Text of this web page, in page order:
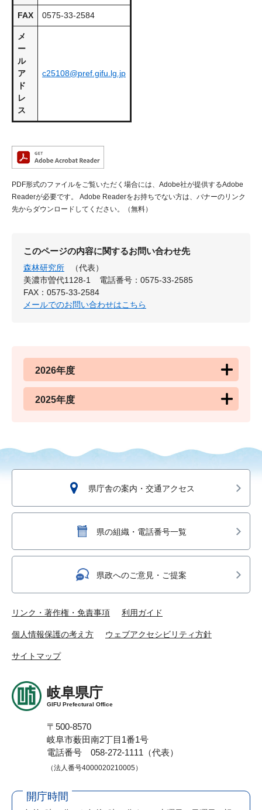
FAX 0575-33-2584
メ
ー
ル
ア
ド
レ
ス
c25108@pref.gifu.lg.jp
PDF形式のファイルをご覧いただく場合には、Adobe社が提供するAdobe
Readerが必要です。
Adobe Readerをお持ちでない方は、バナーのリンク
先からダウンロードしてください。（無料）
このページの内容に関するお問い合わせ先
森林研究所
（代表）
美濃市曽代1128-1
電話番号：0575-33-2585
FAX：0575-33-2584
メールでのお問い合わせはこちら
2026年度
2025年度
県庁舎の案内・交通アクセス
県の組織・電話番号一覧
県政へのご意見・ご提案
リンク・著作権・免責事項 利用ガイド
個人情報保護の考え方 ウェブアクセシビリティ方針
サイトマップ
岐阜県庁
GIFU Prefectural Office
〒500-8570
岐阜市薮田南2丁目1番1号
電話番号 058-272-1111（代表）
（法人番号4000020210005）
開庁時間